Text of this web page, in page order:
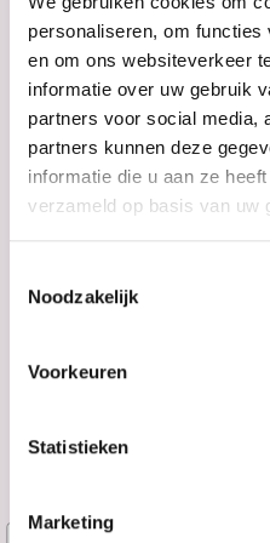
personaliseren, om
en om ons websiteverkeer
informatie over uw gebruik
partners voor social media,
partners kunnen deze
informatie die u aan ze
verzameld op basis van uw
Noodzakelijk
Voorkeuren
Statistieken
Marketing
Donkere kleuren die
Laat geen vlekken
Dekt grijs perfect
Niet-druppelende
Crème met een hoge
Snelle kam
Gemakkelijk aan te
Je
Naam